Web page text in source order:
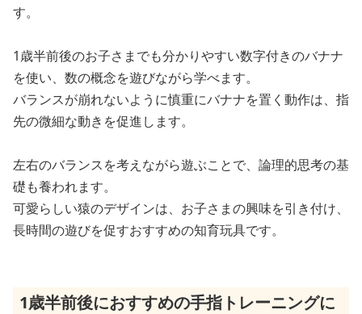
す。
1歳半前後のお子さまでも分かりやすい数字付きのバナナ
を使い、数の概念を遊びながら学べます。
バランスが崩れないように慎重にバナナを置く動作は、指
先の微細な動きを促進します。
左右のバランスを考えながら遊ぶことで、論理的思考の基
礎も養われます。
可愛らしい猿のデザインは、お子さまの興味を引き付け、
長時間の遊びを促すおすすめの知育玩具です。
1歳半前後におすすめの手指トレーニングに